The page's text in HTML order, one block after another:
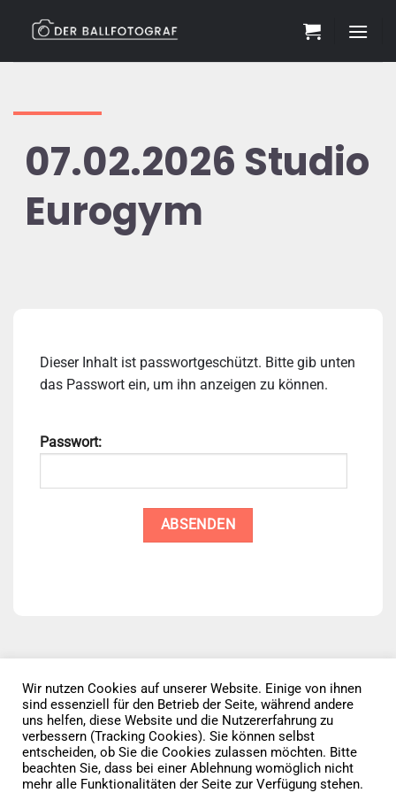
07.02.2026 Studio
Eurogym
Dieser Inhalt ist passwortgeschützt. Bitte gib unten
das Passwort ein, um ihn anzeigen zu können.
Passwort:
Datenschutz AGB Impressum
Vertrag widerrufen
Wir nutzen Cookies auf unserer Website. Einige von ihnen
sind essenziell für den Betrieb der Seite, während andere
uns helfen, diese Website und die Nutzererfahrung zu
verbessern (Tracking Cookies). Sie können selbst
entscheiden, ob Sie die Cookies zulassen möchten. Bitte
beachten Sie, dass bei einer Ablehnung womöglich nicht
mehr alle Funktionalitäten der Seite zur Verfügung stehen.